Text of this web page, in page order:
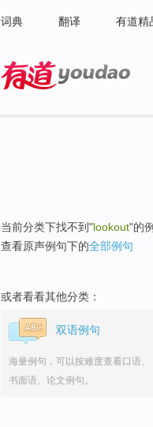
词典 翻译 有道精
当前分类下找不到"lookout"的
查看原声例句下的全部例句
或者看看其他分类：
双语例句
海量例句，可以按难度查看口语、
书面语、论文例句。